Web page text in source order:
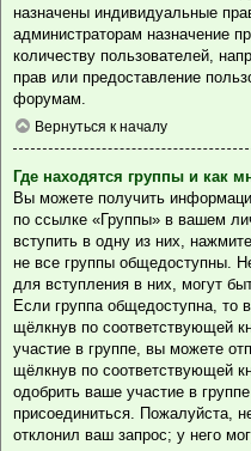
назначены индивидуальные
администраторам назначение
количеству пользователей,
прав или предоставление
форумам.
Вернуться к началу
Где находятся группы и как
Вы можете получить
по ссылке «Группы» в вашем
вступить в одну из них,
не все группы общедоступны.
для вступления в них, могут
Если группа общедоступна, то
щёлкнув по соответствующей
участие в группе, вы можете
щёлкнув по соответствующей
одобрить ваше участие в
присоединиться. Пожалуйста,
отклонил ваш запрос; у него